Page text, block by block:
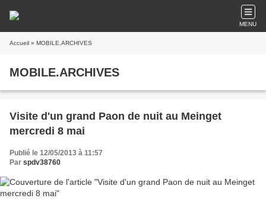
MENU
Accueil » MOBILE.ARCHIVES
MOBILE.ARCHIVES
Visite d'un grand Paon de nuit au Meinget
mercredi 8 mai
Publié le 12/05/2013 à 11:57
Par spdv38760